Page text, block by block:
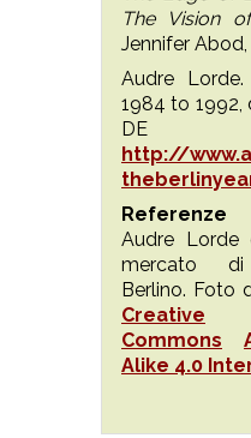
The Vision
Jennifer
Audre
1984 to 1992,
DE
http://
Audre
mercato di
Berlino. Foto
Creative
Commons
Alike 4.0